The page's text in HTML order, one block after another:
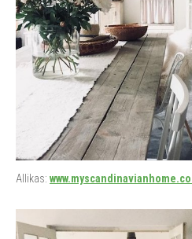
Allikas: